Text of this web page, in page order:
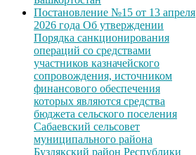
Постановление №15 от 13 апреля
2026 года Об утверждении
Порядка санкционирования
операций со средствами
участников казначейского
сопровождения, источником
финансового обеспечения
которых являются средства
бюджета сельского поселения
Сабаевский сельсовет
муниципального района
Буздякский район Республики